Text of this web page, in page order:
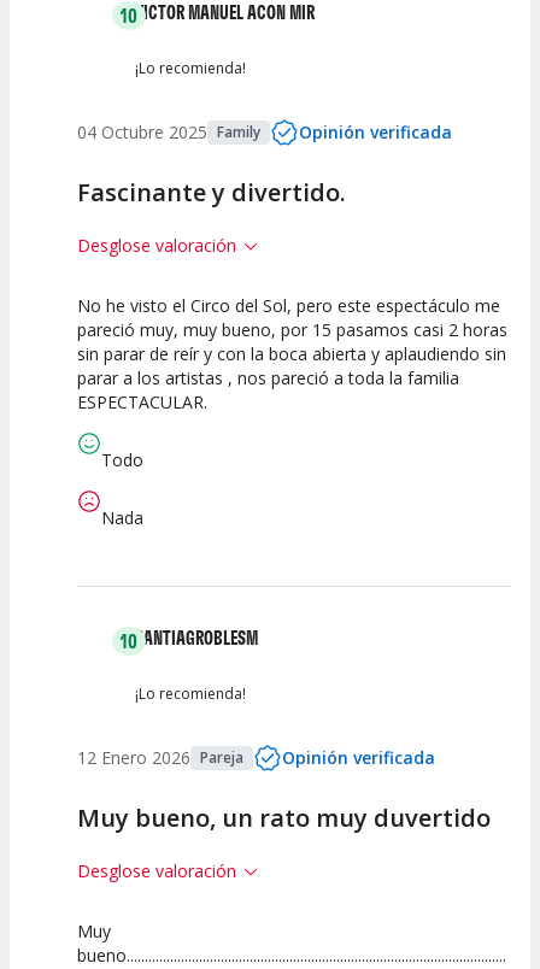
10VICTOR MANUEL ACON MIR
¡Lo recomienda!
04 Octubre 2025 Family Opinión verificada
Fascinante y divertido.
Desglose valoración
10
Calidad del
Espectáculo
10
Puesta en
Escena
10
Interpretación
artística
No he visto el Circo del Sol, pero este espectáculo me
pareció muy, muy bueno, por 15 pasamos casi 2 horas
sin parar de reír y con la boca abierta y aplaudiendo sin
parar a los artistas , nos pareció a toda la familia
ESPECTACULAR.
Todo
Nada
10SANTIAGROBLESM
¡Lo recomienda!
12 Enero 2026 Pareja Opinión verificada
Muy bueno, un rato muy duvertido
Desglose valoración
Muy
bueno.........................................................................................................